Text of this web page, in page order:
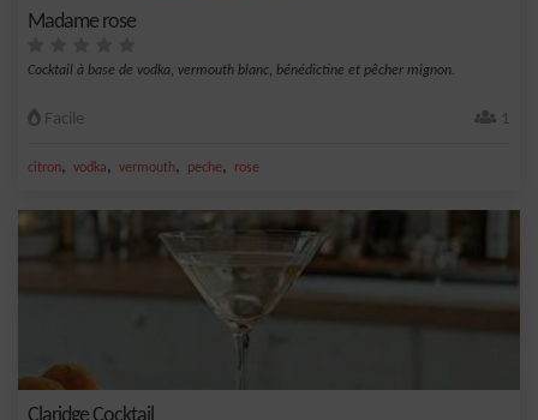
Madame rose
Cocktail à base de vodka, vermouth blanc, bénédictine et pêcher mignon.
Facile 1
citron, vodka, vermouth, peche, rose